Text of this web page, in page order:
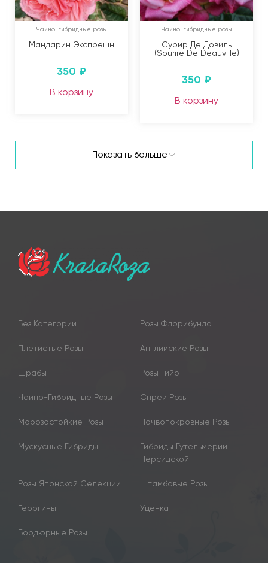
Чайно-гибридные розы
Мандарин Экспрешн
350 ₽
В корзину
Чайно-гибридные розы
Сурир Де Довиль
(Sourire De Deauville)
350 ₽
В корзину
Показать больше
Без Категории Розы Флорибунда
Плетистые Розы Английские Розы
Шрабы Розы Гийо
Чайно-Гибридные Розы Спрей Розы
Морозостойкие Розы Почвопокровные Розы
Мускусные Гибриды
Гибриды Гутельмерии
Персидской
Розы Японской Селекции Штамбовые Розы
Георгины Уценка
Бордюрные Розы